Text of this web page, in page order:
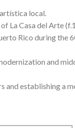
local.
La Casa del Arte
Rico during the
and
and establishing a